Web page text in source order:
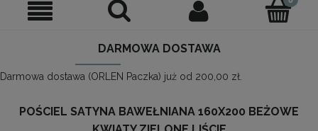
DARMOWA DOSTAWA
Darmowa dostawa (ORLEN Paczka) już od 200,00 zł.
POŚCIEL SATYNA BAWEŁNIANA 160X200 BEŻOWE